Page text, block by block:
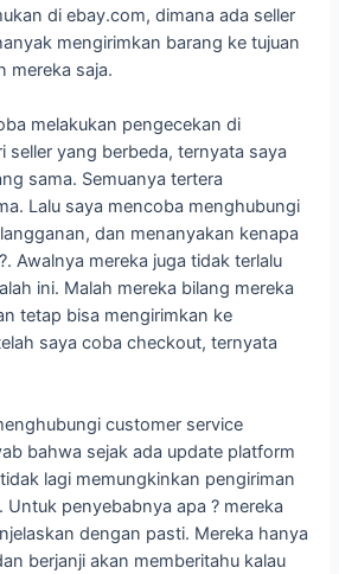
di ebay.com, dimana ada seller
mengirimkan barang ke tujuan
mereka saja.
melakukan pengecekan di
seller yang berbeda, ternyata saya
sama. Semuanya tertera
Lalu saya mencoba menghubungi
dan menanyakan kenapa
Awalnya mereka juga tidak terlalu
ini. Malah mereka bilang mereka
tetap bisa mengirimkan ke
saya coba checkout, ternyata
customer service
bahwa sejak ada update platform
lagi memungkinkan pengiriman
Untuk penyebabnya apa ? mereka
dengan pasti. Mereka hanya
berjanji akan memberitahu kalau